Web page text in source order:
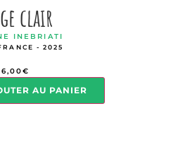
clair
INEBRIATI
- 2025
€
AU PANIER